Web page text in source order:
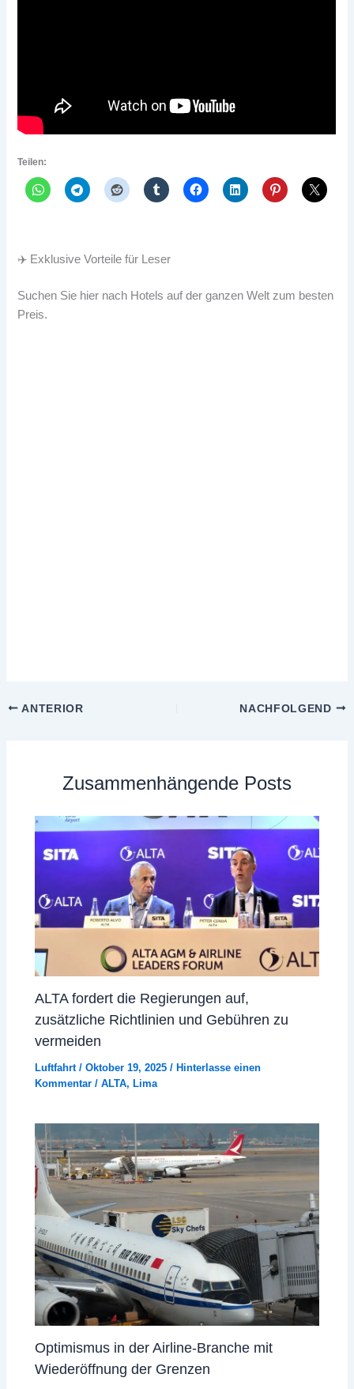
Teilen:
✈️ Exklusive Vorteile für Leser
Suchen Sie hier nach Hotels auf der ganzen Welt zum besten
Preis.
ANTERIOR NACHFOLGEND
Zusammenhängende Posts
ALTA fordert die Regierungen auf,
zusätzliche Richtlinien und Gebühren zu
vermeiden
Luftfahrt/Oktober 19, 2025/ Hinterlasse einen
Kommentar /ALTA, Lima
Optimismus in der Airline-Branche mit
Wiederöffnung der Grenzen